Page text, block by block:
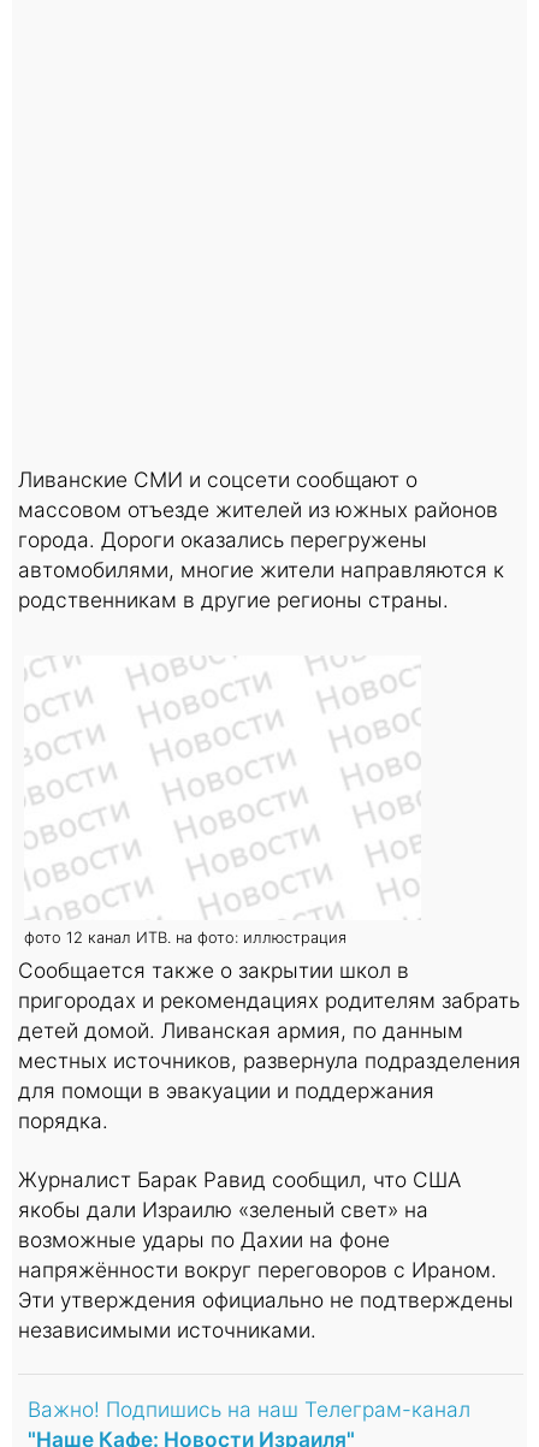
Ливанские СМИ и соцсети сообщают о
массовом отъезде жителей из южных районов
города. Дороги оказались перегружены
автомобилями, многие жители направляются к
родственникам в другие регионы страны.
фото 12 канал ИТВ. на фото: иллюстрация
Сообщается также о закрытии школ в
пригородах и рекомендациях родителям забрать
детей домой. Ливанская армия, по данным
местных источников, развернула подразделения
для помощи в эвакуации и поддержания
порядка.
Журналист Барак Равид сообщил, что США
якобы дали Израилю «зеленый свет» на
возможные удары по Дахии на фоне
напряжённости вокруг переговоров с Ираном.
Эти утверждения официально не подтверждены
независимыми источниками.
Важно! Подпишись на наш Телеграм-канал
"Наше Кафе: Новости Израиля"